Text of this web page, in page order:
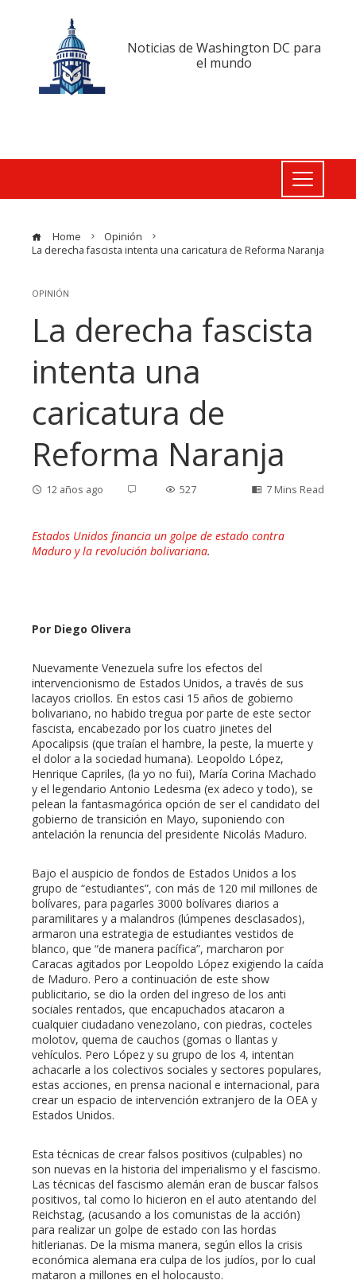
Noticias de Washington DC para
el mundo
Home
Opinión
La derecha fascista intenta una caricatura de Reforma Naranja
OPINIÓN
La derecha fascista
intenta una
caricatura de
Reforma Naranja
12 años ago 527 7 Mins Read
Estados Unidos financia un golpe de estado contra
Maduro y la revolución bolivariana.
Por Diego Olivera
Nuevamente Venezuela sufre los efectos del
intervencionismo de Estados Unidos, a través de sus
lacayos criollos. En estos casi 15 años de gobierno
bolivariano, no habido tregua por parte de este sector
fascista, encabezado por los cuatro jinetes del
Apocalipsis (que traían el hambre, la peste, la muerte y
el dolor a la sociedad humana). Leopoldo López,
Henrique Capriles, (la yo no fui), María Corina Machado
y el legendario Antonio Ledesma (ex adeco y todo), se
pelean la fantasmagórica opción de ser el candidato del
gobierno de transición en Mayo, suponiendo con
antelación la renuncia del presidente Nicolás Maduro.
Bajo el auspicio de fondos de Estados Unidos a los
grupo de “estudiantes”, con más de 120 mil millones de
bolívares, para pagarles 3000 bolívares diarios a
paramilitares y a malandros (lúmpenes desclasados),
armaron una estrategia de estudiantes vestidos de
blanco, que “de manera pacífica”, marcharon por
Caracas agitados por Leopoldo López exigiendo la caída
de Maduro. Pero a continuación de este show
publicitario, se dio la orden del ingreso de los anti
sociales rentados, que encapuchados atacaron a
cualquier ciudadano venezolano, con piedras, cocteles
molotov, quema de cauchos (gomas o llantas y
vehículos. Pero López y su grupo de los 4, intentan
achacarle a los colectivos sociales y sectores populares,
estas acciones, en prensa nacional e internacional, para
crear un espacio de intervención extranjero de la OEA y
Estados Unidos.
Esta técnicas de crear falsos positivos (culpables) no
son nuevas en la historia del imperialismo y el fascismo.
Las técnicas del fascismo alemán eran de buscar falsos
positivos, tal como lo hicieron en el auto atentando del
Reichstag, (acusando a los comunistas de la acción)
para realizar un golpe de estado con las hordas
hitlerianas. De la misma manera, según ellos la crisis
económica alemana era culpa de los judíos, por lo cual
mataron a millones en el holocausto.